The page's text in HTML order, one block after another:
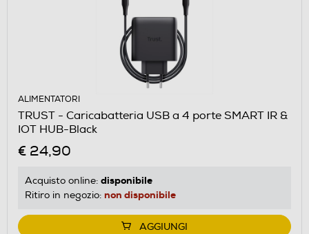
ALIMENTATORI
TRUST - Caricabatteria USB a 4 porte SMART IR &
IOT HUB-Black
€ 24,90
Acquisto online: disponibile
Ritiro in negozio: non disponibile
AGGIUNGI